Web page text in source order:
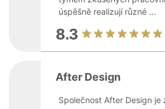
úspěšně realizují různé ...
8.3
After Design
Společnost After Design je